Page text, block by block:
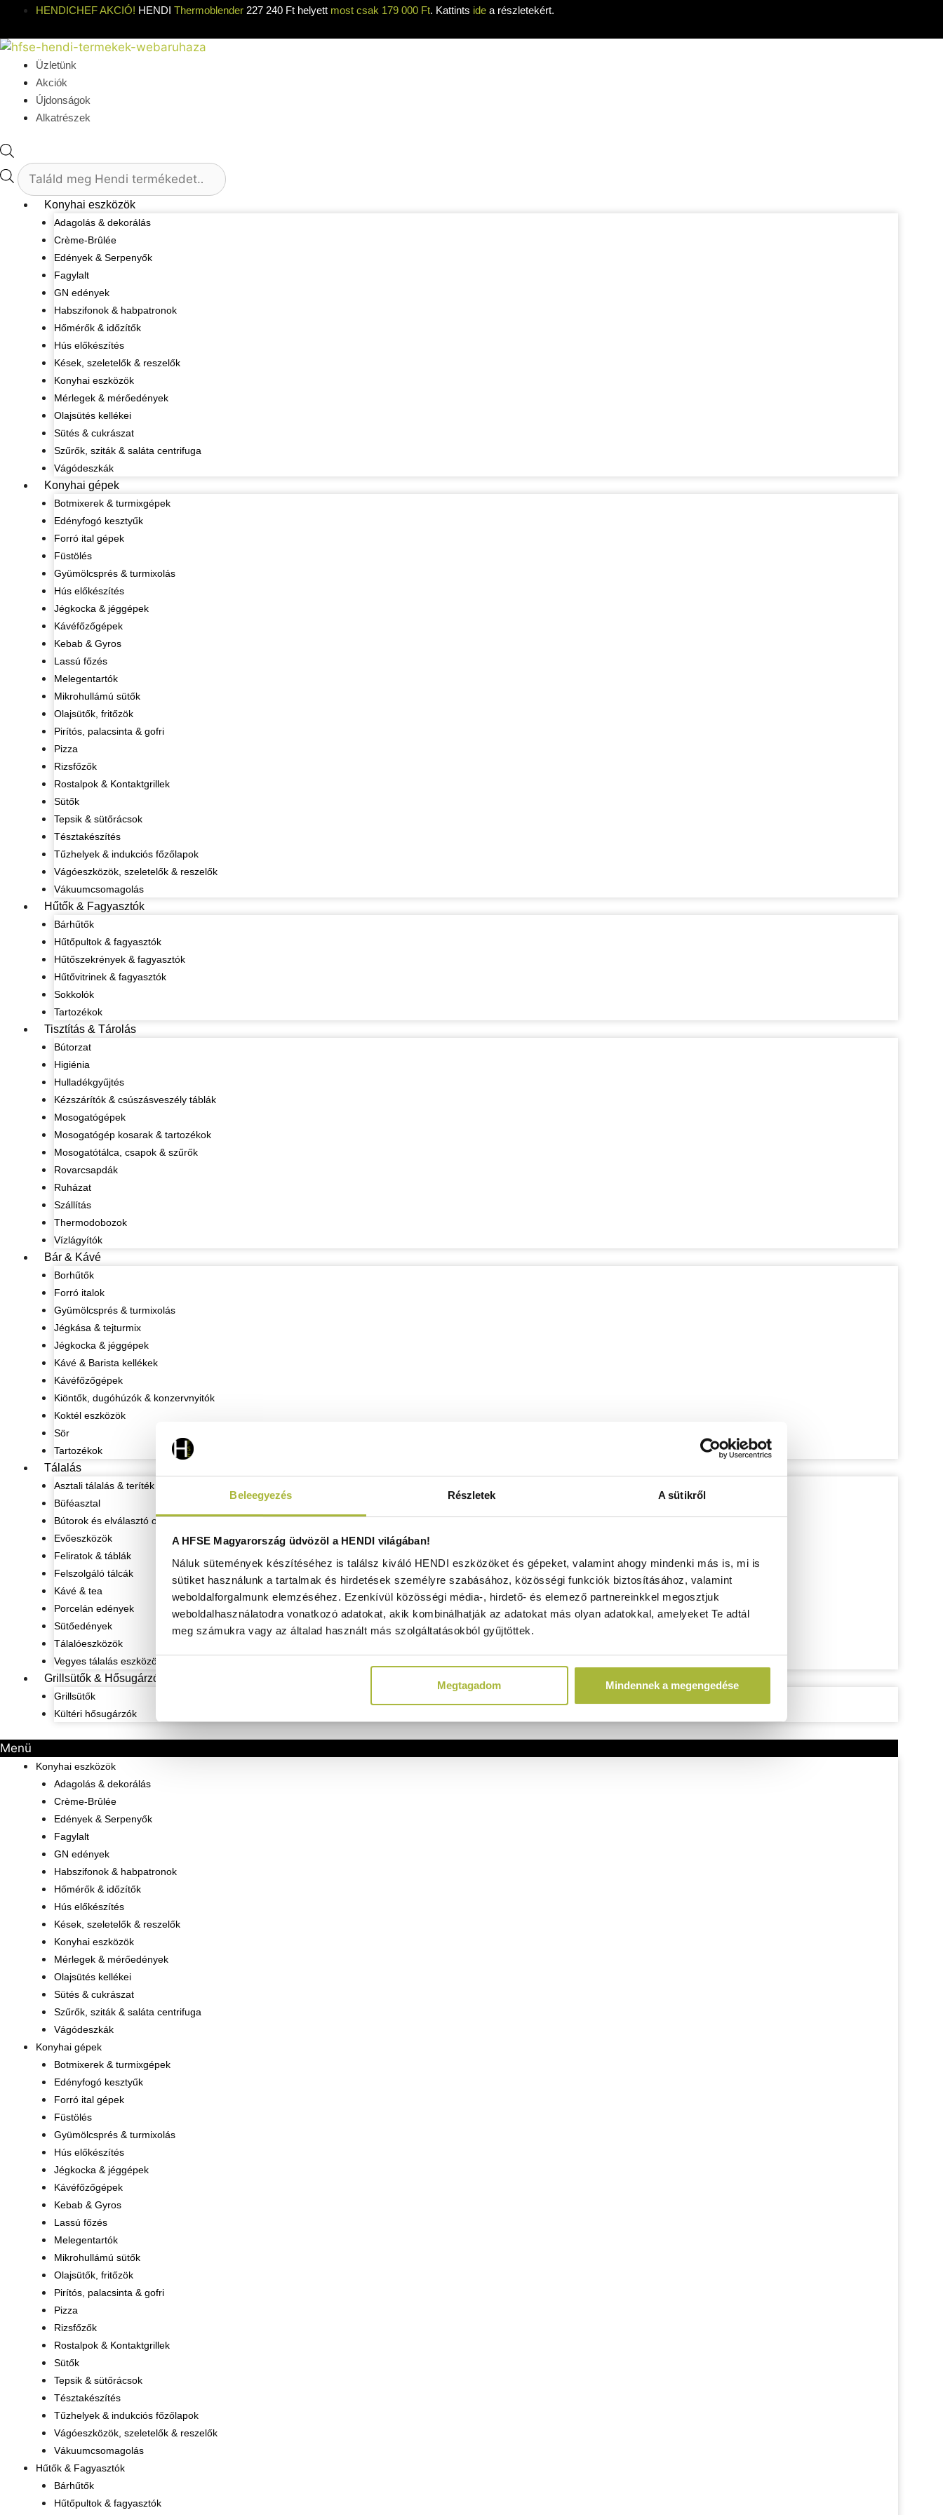
Beleegyezés Részletek A sütikről
A HFSE Magyarország üdvözöl a HENDI világában!
Náluk sütemények készítéséhez is találsz kiváló HENDI eszközöket és gépeket, valamint ahogy mindenki más is, mi is
sütiket használunk a tartalmak és hirdetések személyre szabásához, közösségi funkciók biztosításához, valamint
weboldalforgalmunk elemzéséhez. Ezenkívül közösségi média-, hirdető- és elemező partnereinkkel megosztjuk
weboldalhasználatodra vonatkozó adatokat, akik kombinálhatják az adatokat más olyan adatokkal, amelyeket Te adtál
meg számukra vagy az általad használt más szolgáltatásokból gyűjtöttek.
Megtagadom Mindennek a megengedése
Kilépés
tartalomba
HENDICHEF AKCIÓ! HENDI Thermoblender 227 240 Ft helyett most csak 179 000 Ft. Kattints ide a részletekért.
Üzletünk
Akciók
Újdonságok
Alkatrészek
Products
search
Konyhai eszközök
Adagolás & dekorálás
Crème-Brûlée
Edények & Serpenyők
Fagylalt
GN edények
Habszifonok & habpatronok
Hőmérők & időzítők
Hús előkészítés
Kések, szeletelők & reszelők
Konyhai eszközök
Mérlegek & mérőedények
Olajsütés kellékei
Sütés & cukrászat
Szűrők, sziták & saláta centrifuga
Vágódeszkák
Konyhai gépek
Botmixerek & turmixgépek
Edényfogó kesztyűk
Forró ital gépek
Füstölés
Gyümölcsprés & turmixolás
Hús előkészítés
Jégkocka & jéggépek
Kávéfőzőgépek
Kebab & Gyros
Lassú főzés
Melegentartók
Mikrohullámú sütők
Olajsütők, fritőzök
Pirítós, palacsinta & gofri
Pizza
Rizsfőzők
Rostalpok & Kontaktgrillek
Sütők
Tepsik & sütőrácsok
Tésztakészítés
Tűzhelyek & indukciós főzőlapok
Vágóeszközök, szeletelők & reszelők
Vákuumcsomagolás
Hűtők & Fagyasztók
Bárhűtők
Hűtőpultok & fagyasztók
Hűtőszekrények & fagyasztók
Hűtővitrinek & fagyasztók
Sokkolók
Tartozékok
Tisztítás & Tárolás
Bútorzat
Higiénia
Hulladékgyűjtés
Kézszárítók & csúszásveszély táblák
Mosogatógépek
Mosogatógép kosarak & tartozékok
Mosogatótálca, csapok & szűrők
Rovarcsapdák
Ruházat
Szállítás
Thermodobozok
Vízlágyítók
Bár & Kávé
Borhűtők
Forró italok
Gyümölcsprés & turmixolás
Jégkása & tejturmix
Jégkocka & jéggépek
Kávé & Barista kellékek
Kávéfőzőgépek
Kiöntők, dugóhúzók & konzervnyitók
Koktél eszközök
Sör
Tartozékok
Tálalás
Asztali tálalás & teríték
Büféasztal
Bútorok és elválasztó oszlopok
Evőeszközök
Feliratok & táblák
Felszolgáló tálcák
Kávé & tea
Porcelán edények
Sütőedények
Tálalóeszközök
Vegyes tálalás eszközök
Grillsütők & Hősugárzók
Grillsütők
Kültéri hősugárzók
Menü
Konyhai eszközök
Adagolás & dekorálás
Crème-Brûlée
Edények & Serpenyők
Fagylalt
GN edények
Habszifonok & habpatronok
Hőmérők & időzítők
Hús előkészítés
Kések, szeletelők & reszelők
Konyhai eszközök
Mérlegek & mérőedények
Olajsütés kellékei
Sütés & cukrászat
Szűrők, sziták & saláta centrifuga
Vágódeszkák
Konyhai gépek
Botmixerek & turmixgépek
Edényfogó kesztyűk
Forró ital gépek
Füstölés
Gyümölcsprés & turmixolás
Hús előkészítés
Jégkocka & jéggépek
Kávéfőzőgépek
Kebab & Gyros
Lassú főzés
Melegentartók
Mikrohullámú sütők
Olajsütők, fritőzök
Pirítós, palacsinta & gofri
Pizza
Rizsfőzők
Rostalpok & Kontaktgrillek
Sütők
Tepsik & sütőrácsok
Tésztakészítés
Tűzhelyek & indukciós főzőlapok
Vágóeszközök, szeletelők & reszelők
Vákuumcsomagolás
Hűtők & Fagyasztók
Bárhűtők
Hűtőpultok & fagyasztók